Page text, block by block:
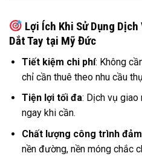
Lợi Ích Khi Sử Dụng
Dắt Tay tại Mỹ Đức
Tiết kiệm chi phí: Không
chỉ cần thuê theo nhu cầu
Tiện lợi tối đa: Dịch vụ giao
ngay khi cần.
Chất lượng công trình
nền đường, nền móng chắc